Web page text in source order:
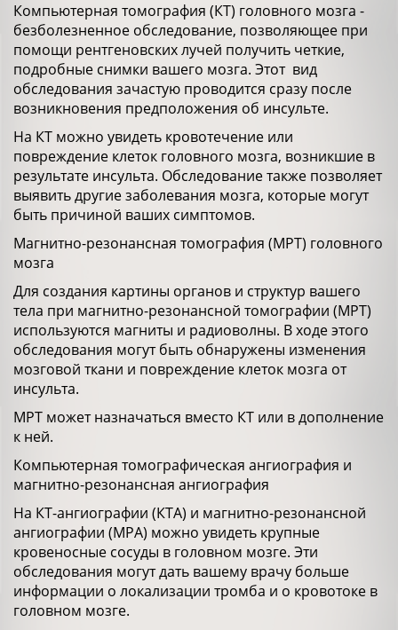
Компьютерная томография (КТ) головного мозга -
безболезненное обследование, позволяющее при
помощи рентгеновских лучей получить четкие,
подробные снимки вашего мозга. Этот вид
обследования зачастую проводится сразу после
возникновения предположения об инсульте.
На КТ можно увидеть кровотечение или
повреждение клеток головного мозга, возникшие в
результате инсульта. Обследование также позволяет
выявить другие заболевания мозга, которые могут
быть причиной ваших симптомов.
Магнитно-резонансная томография (МРТ) головного
мозга
Для создания картины органов и структур вашего
тела при магнитно-резонансной томографии (МРТ)
используются магниты и радиоволны. В ходе этого
обследования могут быть обнаружены изменения
мозговой ткани и повреждение клеток мозга от
инсульта.
МРТ может назначаться вместо КТ или в дополнение
к ней.
Компьютерная томографическая ангиография и
магнитно-резонансная ангиография
На КТ-ангиографии (КТА) и магнитно-резонансной
ангиографии (МРА) можно увидеть крупные
кровеносные сосуды в головном мозге. Эти
обследования могут дать вашему врачу больше
информации о локализации тромба и о кровотоке в
головном мозге.